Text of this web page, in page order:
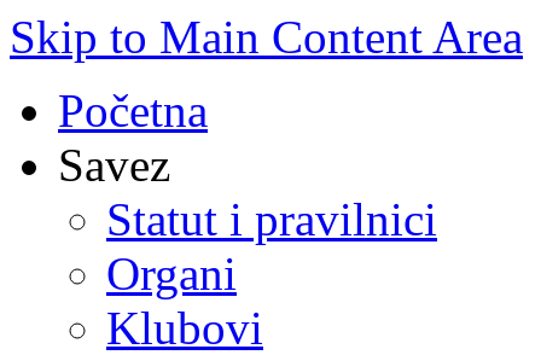
Skip to Main Content Area
Početna
Savez
Statut i pravilnici
Organi
Klubovi